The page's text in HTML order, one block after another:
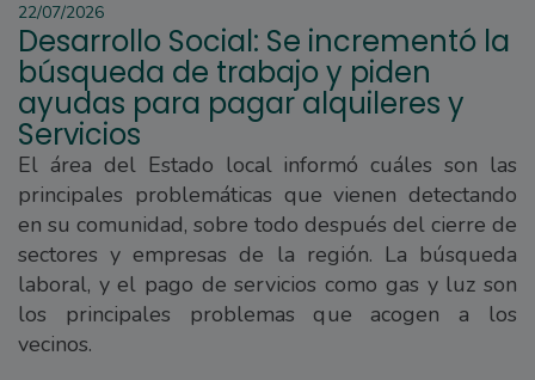
22/07/2026
Desarrollo Social: Se incrementó la
búsqueda de trabajo y piden
ayudas para pagar alquileres y
Servicios
El área del Estado local informó cuáles son las
principales problemáticas que vienen detectando
en su comunidad, sobre todo después del cierre de
sectores y empresas de la región. La búsqueda
laboral, y el pago de servicios como gas y luz son
los principales problemas que acogen a los
vecinos.